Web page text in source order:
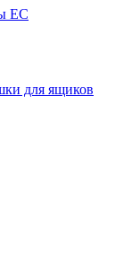
ЕС
для ящиков